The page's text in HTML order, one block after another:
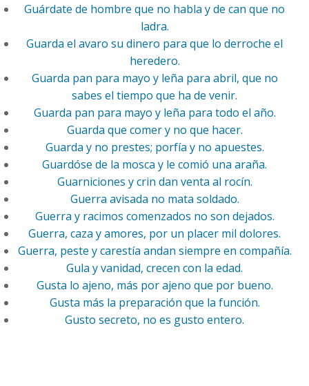
Guárdate de hombre que no habla y de can que no
ladra.
Guarda el avaro su dinero para que lo derroche el
heredero.
Guarda pan para mayo y leña para abril, que no
sabes el tiempo que ha de venir.
Guarda pan para mayo y leña para todo el año.
Guarda que comer y no que hacer.
Guarda y no prestes; porfía y no apuestes.
Guardóse de la mosca y le comió una araña.
Guarniciones y crin dan venta al rocín.
Guerra avisada no mata soldado.
Guerra y racimos comenzados no son dejados.
Guerra, caza y amores, por un placer mil dolores.
Guerra, peste y carestía andan siempre en compañía.
Gula y vanidad, crecen con la edad.
Gusta lo ajeno, más por ajeno que por bueno.
Gusta más la preparación que la función.
Gusto secreto, no es gusto entero.